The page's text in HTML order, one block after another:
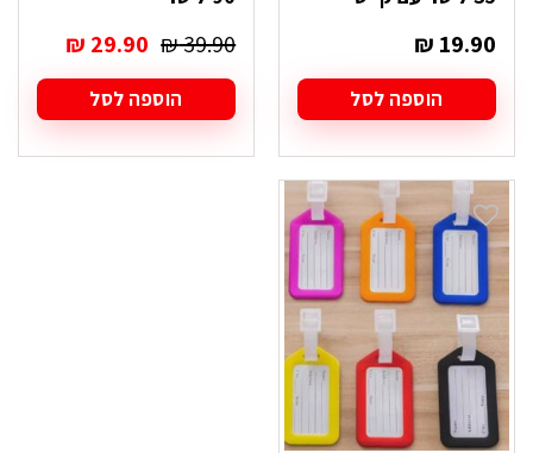
₪ 19.90
הוספה לסל
₪39.90
המחיר
המקורי
היה:
₪ 39.90.
₪ 29.90
המחיר
הנוכחי
₪ 29.90.
הוספה לסל